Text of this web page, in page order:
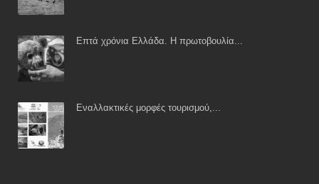
Επτά χρόνια Ελλάδα. Η πρωτοβουλία...
Εναλλακτικές μορφές τουρισμού,...